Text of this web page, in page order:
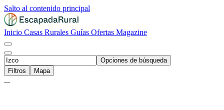
Salto al contenido principal
Inicio Casas Rurales Guías Ofertas Magazine
Opciones de búsqueda
Filtros
Mapa
...